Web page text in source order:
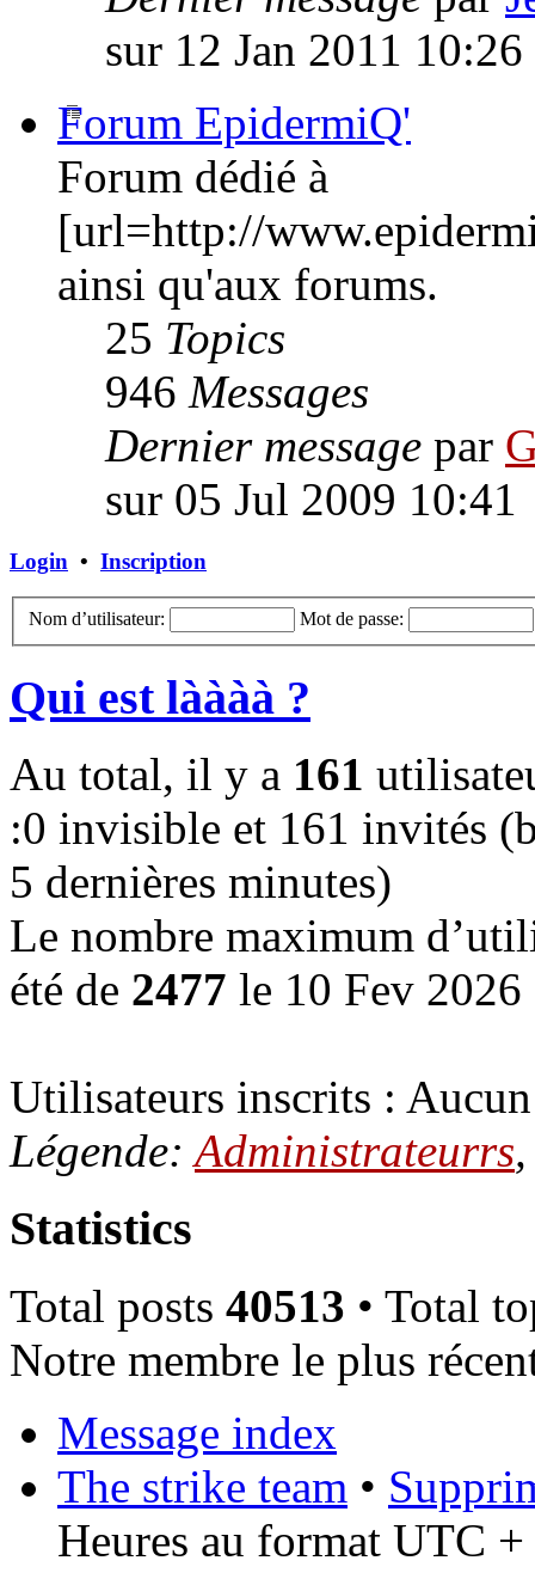
sur 12 Jan 2011 10:26
Forum EpidermiQ'
Forum dédié à
[url=http://
ainsi qu'aux forums.
25 Topics
946 Messages
Dernier message par
sur 05 Jul 2009 10:41
Login • Inscription
Nom d’utilisateur: Mot de passe:
Qui est làààà ?
Au total, il y a 161
:0 invisible et 161 invités
5 dernières minutes)
Le nombre maximum
été de 2477 le 10 Fev
Utilisateurs inscrits :
Légende:Administrateurrs
Statistics
Total posts 40513 • Total
Notre membre le plus
Message index
The strike team •
Heures au format UTC